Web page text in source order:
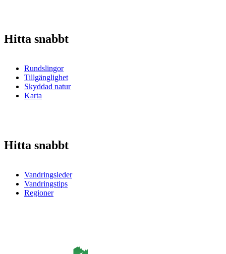
Hitta snabbt
Rundslingor
Tillgänglighet
Skyddad natur
Karta
Hitta snabbt
Vandringsleder
Vandringstips
Regioner